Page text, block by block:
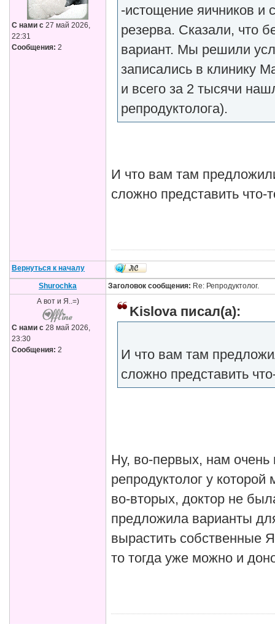
С нами с 27 май 2026,
22:31
Сообщения: 2
-истощение яичников и
резерва. Сказали, что
вариант. Мы решили
записались в клинику
и всего за 2 тысячи
репродуктолога).
И что вам там
сложно представить что-
Вернуться к началу
Shurochka Заголовок сообщения: Re: Репродуктолог.
А вот и Я..=)
С нами с 28 май 2026,
23:30
Сообщения: 2
Kislova писал(а):
И что вам там
сложно представить
Ну, во-первых, нам
репродуктолог у
во-вторых, доктор не
предложила варианты
вырастить собственные
то тогда уже можно и